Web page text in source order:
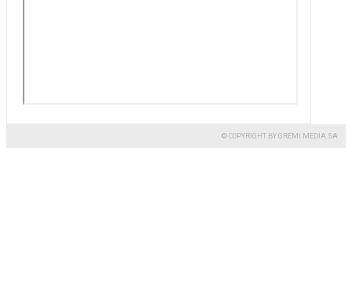
© COPYRIGHT BY GREMI MEDIA SA